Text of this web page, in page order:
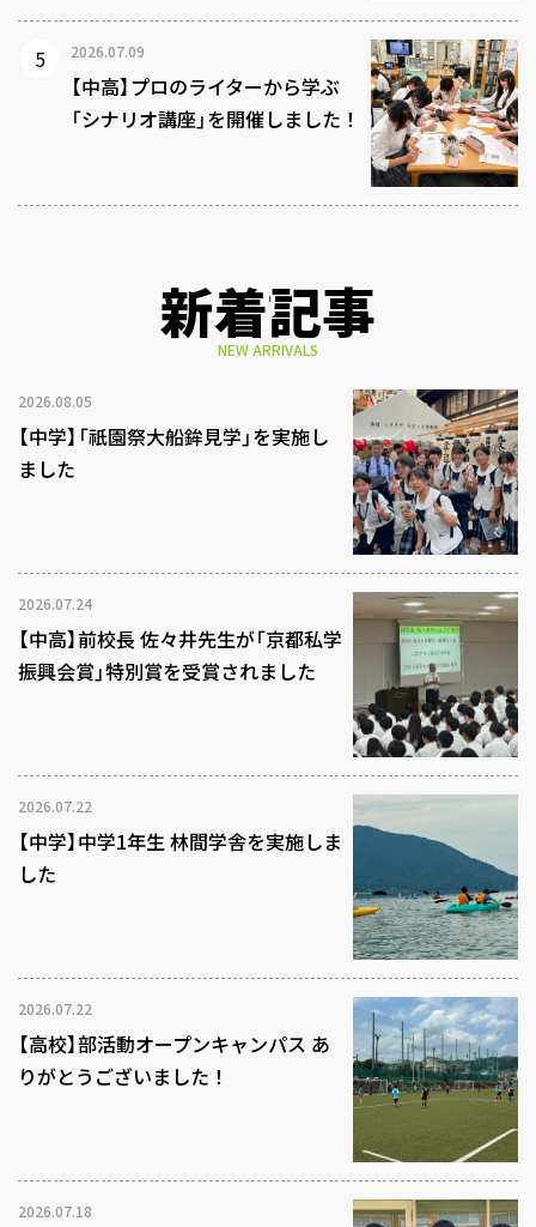
2026.07.09
【中高】プロのライターから学ぶ
「シナリオ講座」を開催しました！
新着記事
NEW ARRIVALS
2026.08.05
【中学】「祇園祭大船鉾見学」を実施し
ました
2026.07.24
【中高】前校長 佐々井先生が「京都私学
振興会賞」特別賞を受賞されました
2026.07.22
【中学】中学1年生 林間学舎を実施しま
した
2026.07.22
【高校】部活動オープンキャンパス あ
りがとうございました！
2026.07.18